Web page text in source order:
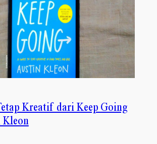
Kreatif dari Keep Going
Kleon